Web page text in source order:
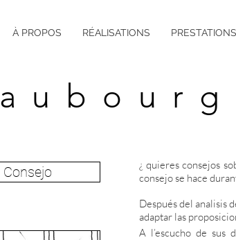
À PROPOS RÉALISATIONS PRESTATIONS
Consejo ¿ quieres consejos
consejo se hace
Después del analisis
adaptar las
A l’escucho de sus